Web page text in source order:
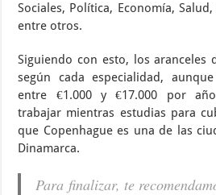
Sociales, Política, Economía,
entre otros.
Siguiendo con esto, los aranceles
según cada especialidad,
entre €1.000 y €17.000 por
trabajar mientras estudias para
que Copenhague es una de las
Dinamarca.
Para finalizar, te